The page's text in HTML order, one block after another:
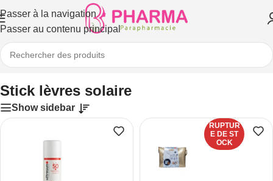
Passer à la navigation
Passer au contenu principal
Accueil/Solaires/Stick lèvres solaire
Stick lèvres solaire
Show sidebar
RUPTUR
E DE ST
OCK